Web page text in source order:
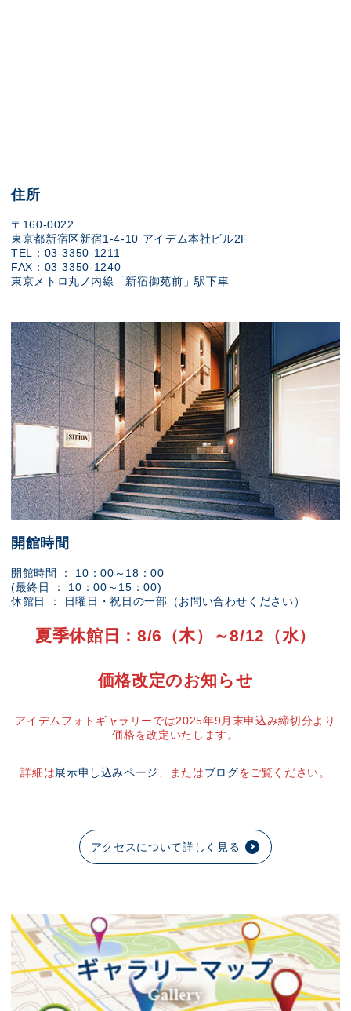
住所
〒160-0022
東京都新宿区新宿1-4-10 アイデム本社ビル2F
TEL：03-3350-1211
FAX：03-3350-1240
東京メトロ丸ノ内線「新宿御苑前」駅下車
開館時間
開館時間 ： 10：00～18：00
(最終日 ： 10：00～15：00)
休館日 ： 日曜日・祝日の一部（お問い合わせください）
夏季休館日：8/6（木）～8/12（水）
価格改定のお知らせ
アイデムフォトギャラリーでは2025年9月末申込み締切分より
価格を改定いたします。
詳細は展示申し込みページ 、またはブログをご覧ください。
アクセスについて詳しく見る